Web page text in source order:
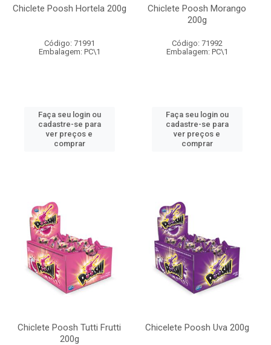
Chiclete Poosh Hortela 200g
Código: 71991
Embalagem: PC\1
Faça seu login ou
cadastre-se para
ver preços e
comprar
Chiclete Poosh Morango
200g
Código: 71992
Embalagem: PC\1
Faça seu login ou
cadastre-se para
ver preços e
comprar
Chiclete Poosh Tutti Frutti
200g
Chicelete Poosh Uva 200g